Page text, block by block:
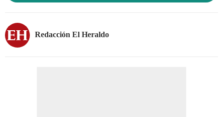
Redacción El Heraldo